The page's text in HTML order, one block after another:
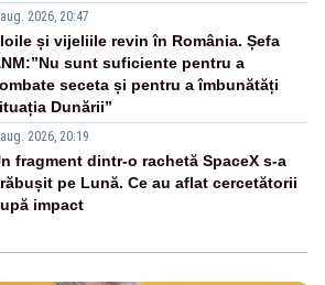
2026, 20:47
și vijeliile revin în România. Șefa
sunt suficiente pentru a
seceta și pentru a îmbunătăți
Dunării”
2026, 20:19
fragment dintr-o rachetă SpaceX s-a
pe Lună. Ce au aflat cercetătorii
impact